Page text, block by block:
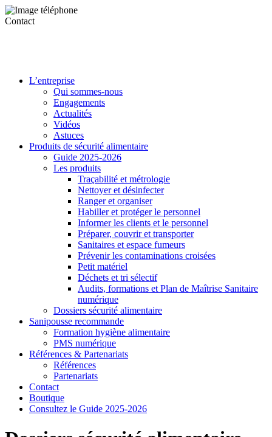
Contact
L’entreprise
Qui sommes-nous
Engagements
Actualités
Vidéos
Astuces
Produits de sécurité alimentaire
Guide 2025-2026
Les produits
Traçabilité et métrologie
Nettoyer et désinfecter
Ranger et organiser
Habiller et protéger le personnel
Informer les clients et le personnel
Préparer, couvrir et transporter
Sanitaires et espace fumeurs
Prévenir les contaminations croisées
Petit matériel
Déchets et tri sélectif
Audits, formations et Plan de Maîtrise Sanitaire
numérique
Dossiers sécurité alimentaire
Sanipousse recommande
Formation hygiène alimentaire
PMS numérique
Références & Partenariats
Références
Partenariats
Contact
Boutique
Consultez le Guide 2025-2026